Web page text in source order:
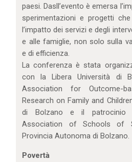
paesi. Dasll’evento è emersa
sperimentazioni e progetti
l’impatto dei servizi e degli
e alle famiglie, non solo sulla
e di efficienza.
La conferenza è stata
con la Libera Università di
Association for Outcome-
Research on Family and
di Bolzano e il patrocinio
Association of Schools of
Provincia Autonoma di Bolzano.
Povertà